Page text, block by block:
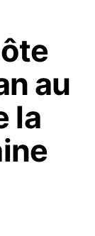
au
la